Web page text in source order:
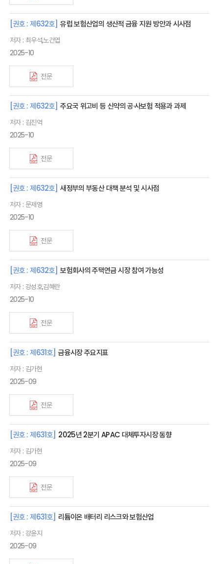
[권호 : 제632호] 유럽 보험산업의 생산적 금융 지원 방안과 시사점
저자 : 최우석,노건엽
2025-10
전문
[권호 : 제632호] 주요국 위고비 등 신약의 공·사보험 적용과 과제
저자 : 김진억
2025-10
전문
[권호 : 제632호] 새정부의 부동산 대책 분석 및 시사점
저자 : 문제영
2025-10
전문
[권호 : 제632호] 보험회사의 주택연금 시장 참여 가능성
저자 : 강성호,김혜란
2025-10
전문
[권호 : 제631호] 금융시장 주요지표
저자 : 김가현
2025-09
전문
[권호 : 제631호] 2025년 2분기 APAC 대체투자시장 동향
저자 : 김가현
2025-09
전문
[권호 : 제631호] 리튬이온 배터리 리스크와 보험산업
저자 : 강윤지
2025-09